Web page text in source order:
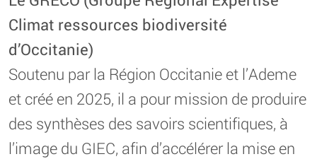
Climat ressources biodiversité
d’Occitanie)
Soutenu par la Région Occitanie et l’Ademe
et créé en 2025, il a pour mission de produire
des synthèses des savoirs scientifiques, à
l’image du GIEC, afin d’accélérer la mise en